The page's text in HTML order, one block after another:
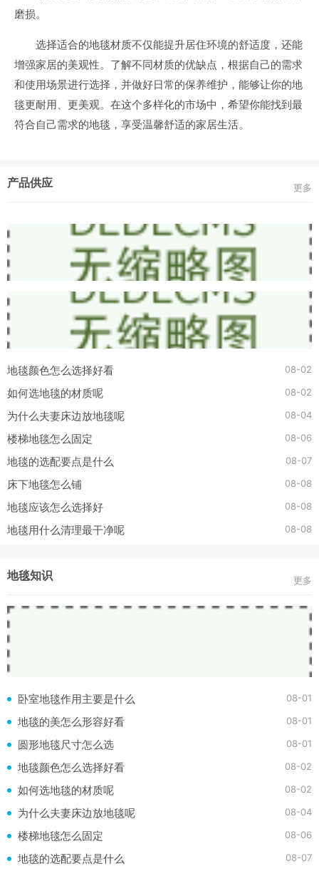
磨损。
选择适合的地毯材质不仅能提升居住环境的舒适度，还能
增强家居的美观性。了解不同材质的优缺点，根据自己的需求
和使用场景进行选择，并做好日常的保养维护，能够让你的地
毯更耐用、更美观。在这个多样化的市场中，希望你能找到最
符合自己需求的地毯，享受温馨舒适的家居生活。
产品供应 更多
地毯颜色怎么选择好看 08-02
如何选地毯的材质呢 08-02
为什么夫妻床边放地毯呢 08-04
楼梯地毯怎么固定 08-06
地毯的选配要点是什么 08-07
床下地毯怎么铺 08-08
地毯应该怎么选择好 08-08
地毯用什么清理最干净呢 08-08
地毯知识 更多
卧室地毯作用主要是什么 08-01
地毯的美怎么形容好看 08-01
圆形地毯尺寸怎么选 08-01
地毯颜色怎么选择好看 08-02
如何选地毯的材质呢 08-02
为什么夫妻床边放地毯呢 08-04
楼梯地毯怎么固定 08-06
地毯的选配要点是什么 08-07